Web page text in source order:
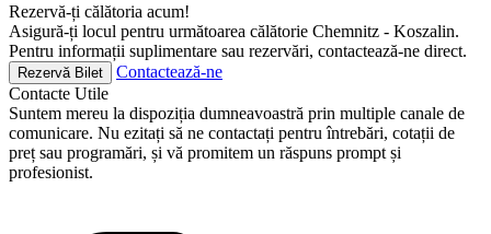
Rezervă-ți călătoria acum!
Asigură-ți locul pentru următoarea călătorie Chemnitz - Koszalin.
Pentru informații suplimentare sau rezervări, contactează-ne direct.
Rezervă Bilet
Contactează-ne
Contacte Utile
Suntem mereu la dispoziția dumneavoastră prin multiple canale de
comunicare. Nu ezitați să ne contactați pentru întrebări, cotații de
preț sau programări, și vă promitem un răspuns prompt și
profesionist.